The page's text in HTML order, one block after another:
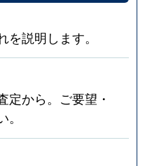
説明します。
定から。ご要望・